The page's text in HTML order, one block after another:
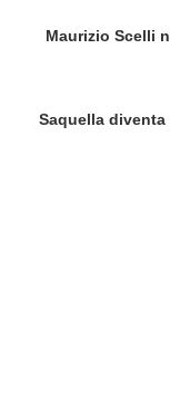
Maurizio Scelli
Saquella